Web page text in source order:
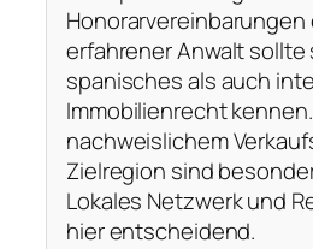
Honorarvereinbarungen
erfahrener Anwalt sollte
spanisches als auch
Immobilienrecht
nachweislichem
Zielregion sind
Lokales Netzwerk und
hier entscheidend.